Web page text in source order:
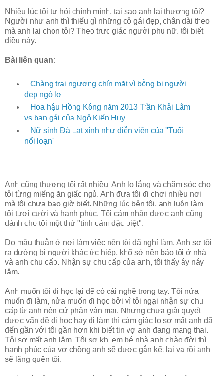
Nhiều lúc tôi tự hỏi chính mình, tại sao anh lại thương tôi?
Người như anh thì thiếu gì những cô gái đẹp, chân dài theo
mà anh lại chọn tôi? Theo trực giác người phụ nữ, tôi biết
điều này.
Bài liên quan:
Chàng trai ngượng chín mặt vì bỗng bị người
đẹp ngó lơ
Hoa hậu Hồng Kông năm 2013 Trần Khải Lâm
vs bạn gái của Ngô Kiến Huy
Nữ sinh Đà Lạt xinh như diễn viên của ''Tuổi
nổi loạn'
Anh cũng thương tôi rất nhiều. Anh lo lắng và chăm sóc cho
tôi từng miếng ăn giấc ngủ. Anh đưa tôi đi chơi nhiều nơi
mà tôi chưa bao giờ biết. Những lúc bên tôi, anh luôn làm
tôi tươi cười và hạnh phúc. Tôi cảm nhận được anh cũng
dành cho tôi một thứ "tình cảm đặc biệt".
Do mâu thuẫn ở nơi làm việc nên tôi đã nghỉ làm. Anh sợ tôi
ra đường bị người khác ức hiếp, khổ sở nên bảo tôi ở nhà
và anh chu cấp. Nhận sự chu cấp của anh, tôi thấy áy náy
lắm.
Anh muốn tôi đi học lại để có cái nghề trong tay. Tôi nửa
muốn đi làm, nửa muốn đi học bởi vì tôi ngại nhận sự chu
cấp từ anh nên cứ phân vân mãi. Nhưng chưa giải quyết
được vấn đề đi học hay đi làm thì cảm giác lo sợ mất anh đã
đến gần với tôi gần hơn khi biết tin vợ anh đang mang thai.
Tôi sợ mất anh lắm. Tôi sợ khi em bé nhà anh chào đời thì
hạnh phúc của vợ chồng anh sẽ được gắn kết lại và rồi anh
sẽ lãng quên tôi.